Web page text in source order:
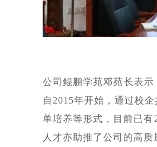
公司鲲鹏学苑邓苑长表示
自2015年开始，通过校
单培养等形式，目前已
人才亦助推了公司的高